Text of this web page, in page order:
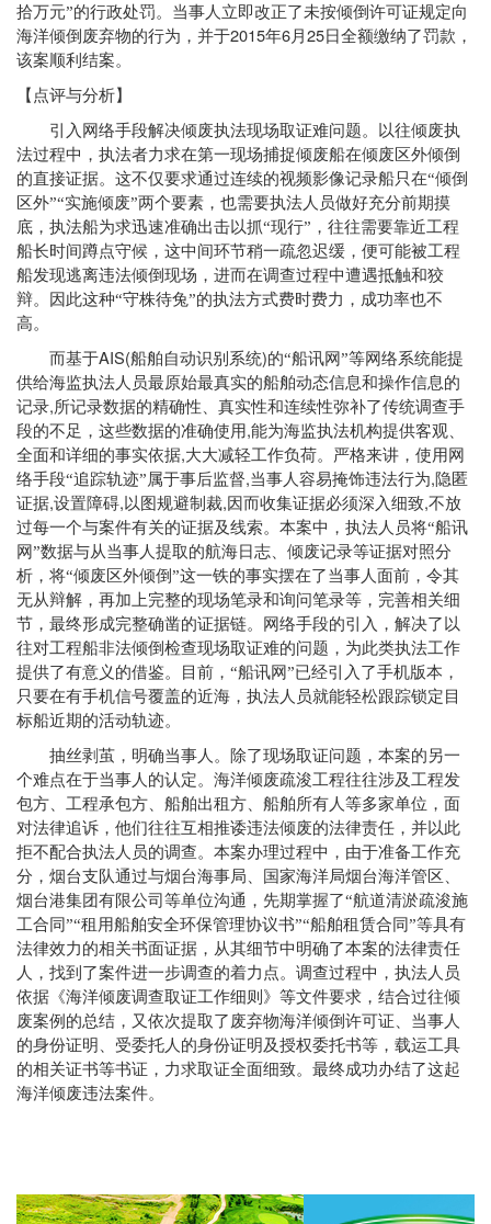
拾万元”的行政处罚。当事人立即改正了未按倾倒许可证规定向
海洋倾倒废弃物的行为，并于2015年6月 25日全额缴纳了罚款，
该案顺利结案。
【点评与分析】
引入网络手段解决倾废执法现场取证难问题。以往倾废执
法过程中，执法者力求在第一现场捕捉倾废船在倾废区外倾倒
的直接证据。这不仅要求通过连续的视频影像记录船只在“倾倒
区外”“实施倾废”两个要素，也需要执法人员做好充分前期摸
底，执法船为求迅速准确出击以抓“现行”，往往需要靠近工程
船长时间蹲点守候，这中间环节稍一疏忽迟缓，便可能被工程
船发现逃离违法倾倒现场，进而在调查过程中遭遇抵触和狡
辩。因此这种“守株待兔”的执法方式费时费力，成功率也不
高。
而基于AIS(船舶自动识别系统)的“船讯网”等网络系统能提
供给海监执法人员最原始最真实的船舶动态信息和操作信息的
记录,所记录数据的精确性、真实性和连续性弥补了传统调查手
段的不足，这些数据的准确使用,能为海监执法机构提供客观、
全面和详细的事实依据,大大减轻工作负荷。严格来讲，使用网
络手段“追踪轨迹”属于事后监督,当事人容易掩饰违法行为,隐匿
证据,设置障碍,以图规避制裁,因而收集证据必须深入细致,不放
过每一个与案件有关的证据及线索。本案中，执法人员将“船讯
网”数据与从当事人提取的航海日志、倾废记录等证据对照分
析，将“倾废区外倾倒”这一铁的事实摆在了当事人面前，令其
无从辩解，再加上完整的现场笔录和询问笔录等，完善相关细
节，最终形成完整确凿的证据链。网络手段的引入，解决了以
往对工程船非法倾倒检查现场取证难的问题，为此类执法工作
提供了有意义的借鉴。目前，“船讯网”已经引入了手机版本，
只要在有手机信号覆盖的近海，执法人员就能轻松跟踪锁定目
标船近期的活动轨迹。
抽丝剥茧，明确当事人。除了现场取证问题，本案的另一
个难点在于当事人的认定。海洋倾废疏浚工程往往涉及工程发
包方、工程承包方、船舶出租方、船舶所有人等多家单位，面
对法律追诉，他们往往互相推诿违法倾废的法律责任，并以此
拒不配合执法人员的调查。本案办理过程中，由于准备工作充
分，烟台支队通过与烟台海事局、国家海洋局烟台海洋管区、
烟台港集团有限公司等单位沟通，先期掌握了“航道清淤疏浚施
工合同”“租用船舶安全环保管理协议书”“船舶租赁合同”等具有
法律效力的相关书面证据，从其细节中明确了本案的法律责任
人，找到了案件进一步调查的着力点。调查过程中，执法人员
依据《海洋倾废调查取证工作细则》等文件要求，结合过往倾
废案例的总结，又依次提取了废弃物海洋倾倒许可证、当事人
的身份证明、受委托人的身份证明及授权委托书等，载运工具
的相关证书等书证，力求取证全面细致。最终成功办结了这起
海洋倾废违法案件。